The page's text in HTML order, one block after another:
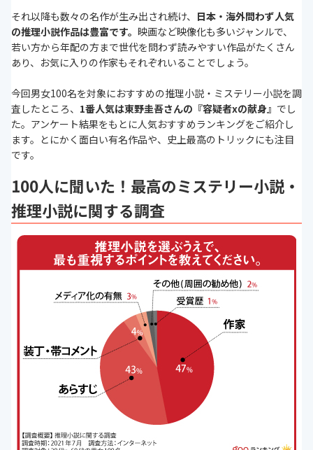
推理・ミステリー小説の関連記事一覧
それ以降も数々の名作が生み出され続け、 日本・海外問わず人気
の推理小説作品は豊富です。 映画など映像化も多いジャンルで、
若い方から年配の方まで世代を問わず読みやすい作品がたくさん
あり、お気に入りの作家もそれぞれいることでしょう。
今回男女100名を対象におすすめの推理小説・ミステリー小説を調
査したところ、 1番人気は東野圭吾さんの『容疑者xの献身』 でし
た。アンケート結果をもとに人気おすすめランキングをご紹介し
ます。とにかく面白い有名作品や、史上最高のトリックにも注目
です。
100人に聞いた！最高のミステリー小説・
推理小説に関する調査